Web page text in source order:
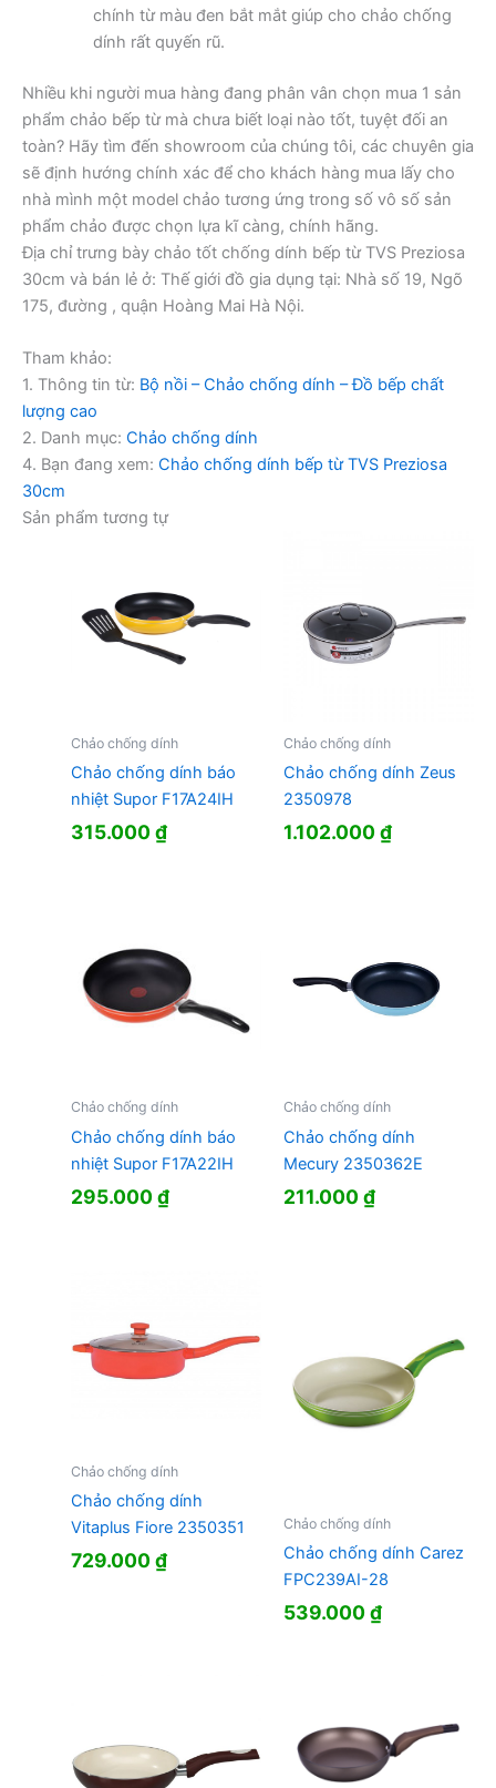
chính từ màu đen bắt mắt giúp cho chảo chống
dính rất quyến rũ.
Nhiều khi người mua hàng đang phân vân chọn mua 1 sản
phẩm chảo bếp từ mà chưa biết loại nào tốt, tuyệt đối an
toàn? Hãy tìm đến showroom của chúng tôi, các chuyên gia
sẽ định hướng chính xác để cho khách hàng mua lấy cho
nhà mình một model chảo tương ứng trong số vô số sản
phẩm chảo được chọn lựa kĩ càng, chính hãng.
Địa chỉ trưng bày chảo tốt chống dính bếp từ TVS Preziosa
30cm và bán lẻ ở: Thế giới đồ gia dụng tại: Nhà số 19, Ngõ
175, đường , quận Hoàng Mai Hà Nội.
Tham khảo:
1. Thông tin từ: Bộ nồi – Chảo chống dính – Đồ bếp chất
lượng cao
2. Danh mục: Chảo chống dính
4. Bạn đang xem: Chảo chống dính bếp từ TVS Preziosa
30cm
Sản phẩm tương tự
Chảo chống dính
Chảo chống dính báo
nhiệt Supor F17A24IH
315.000₫
Chảo chống dính
Chảo chống dính Zeus
2350978
1.102.000₫
Chảo chống dính
Chảo chống dính báo
nhiệt Supor F17A22IH
295.000₫
Chảo chống dính
Chảo chống dính
Mecury 2350362E
211.000₫
Chảo chống dính
Chảo chống dính
Vitaplus Fiore 2350351
729.000₫
Chảo chống dính
Chảo chống dính Carez
FPC239AI-28
539.000₫